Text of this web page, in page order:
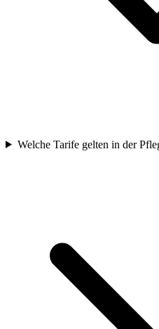
Welche Tarife gelten in der